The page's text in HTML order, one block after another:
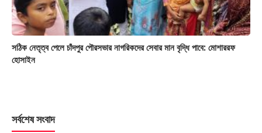
সঠিক নেতৃত্ব পেলে চাঁদপুর পৌরসভার নাগরিকদের সেবার মান বৃদ্ধি পাবে: মোশাররফ
হোসাইন
সর্বশেষ সংবাদ